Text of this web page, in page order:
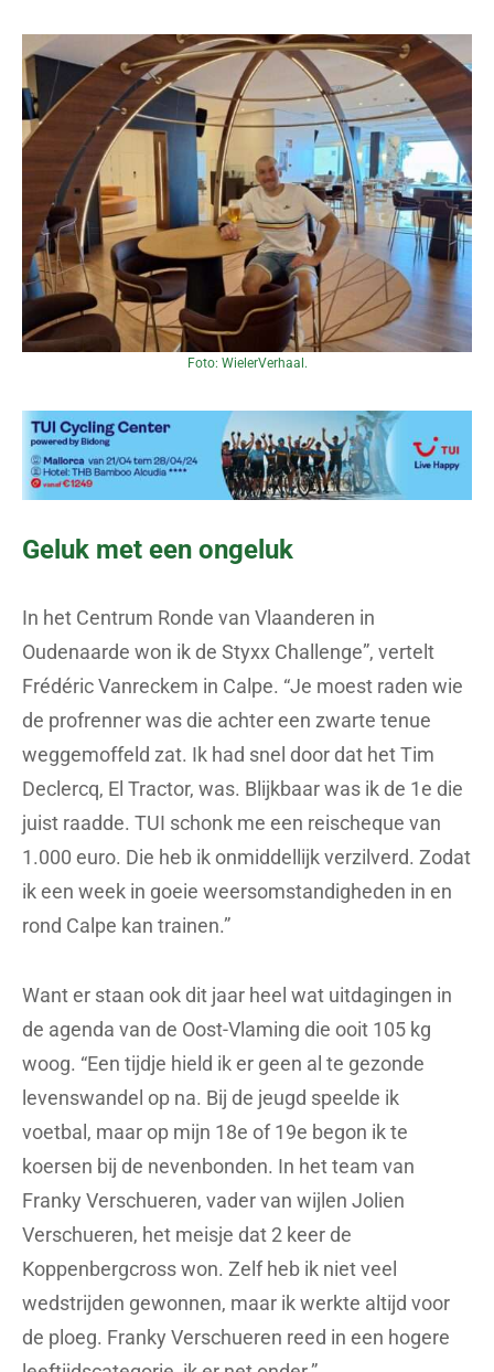
Foto: WielerVerhaal.
Geluk met een ongeluk
In het Centrum Ronde van Vlaanderen in
Oudenaarde won ik de Styxx Challenge”, vertelt
Frédéric Vanreckem in Calpe. “Je moest raden wie
de profrenner was die achter een zwarte tenue
weggemoffeld zat. Ik had snel door dat het Tim
Declercq, El Tractor, was. Blijkbaar was ik de 1e die
juist raadde. TUI schonk me een reischeque van
1.000 euro. Die heb ik onmiddellijk verzilverd. Zodat
ik een week in goeie weersomstandigheden in en
rond Calpe kan trainen.”
Want er staan ook dit jaar heel wat uitdagingen in
de agenda van de Oost-Vlaming die ooit 105 kg
woog. “Een tijdje hield ik er geen al te gezonde
levenswandel op na. Bij de jeugd speelde ik
voetbal, maar op mijn 18e of 19e begon ik te
koersen bij de nevenbonden. In het team van
Franky Verschueren, vader van wijlen Jolien
Verschueren, het meisje dat 2 keer de
Koppenbergcross won. Zelf heb ik niet veel
wedstrijden gewonnen, maar ik werkte altijd voor
de ploeg. Franky Verschueren reed in een hogere